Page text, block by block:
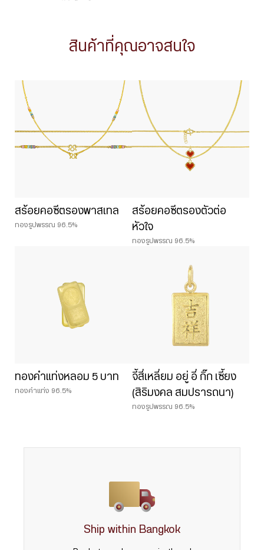
สินค้าที่คุณอาจสนใจ
สร้อยคอซีตรองพาสเทล
ทองรูปพรรณ 96.5%
สร้อยคอซีตรองตัวต่อ
หัวใจ
ทองรูปพรรณ 96.5%
ทองคำแท่งหลอม 5 บาท
ทองคำแท่ง 96.5%
จี้สี่เหลี่ยม อยู่ อี่ กิ๊ก เซี้ยง
(สิริมงคล สมปรารถนา)
ทองรูปพรรณ 96.5%
Ship within Bangkok